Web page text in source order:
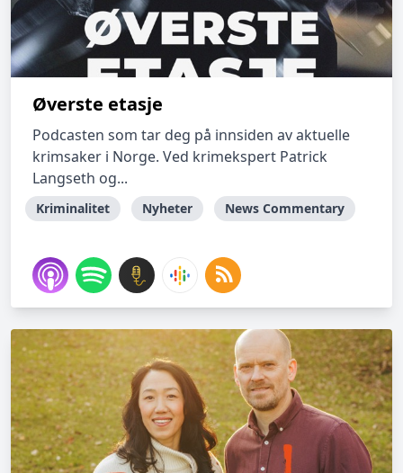
Øverste etasje
Podcasten som tar deg på innsiden av aktuelle
krimsaker i Norge. Ved krimekspert Patrick
Langseth og...
Kriminalitet Nyheter News Commentary